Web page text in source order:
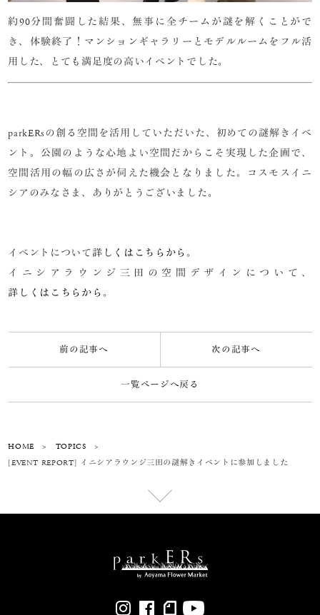
約90分間奮闘した結果、無事に全チームが謎を解くことがで
き、体験終了！マンションギャラリーとモデルルームをフル活
用した、とても満足度の高いイベントでした。
parkERsの創る空間を活用していただいた、初めての謎解きイベ
ント。公園のような心地よい空間だからこそ実現した企画で、
空間活用の幅の広さが伺えた機会となりました。コスモスイニ
シアのみなさま、ありがとうございました。
イベントについて 詳しくはこちらから。
イニシアラウンジ三田の空間デザインについて、
詳しくはこちらから 。
前の記事へ 次の記事へ
一覧ページへ戻る
HOME> TOPICS >
[EVENT REPORT] イニシアラウンジ三田の謎解きイベントに参加しました